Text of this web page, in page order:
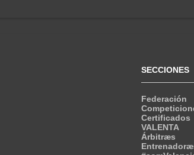
SECCIONES
Federación
Certificados
VALENTA
Árbitræs